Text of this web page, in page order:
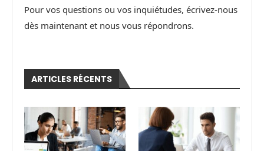
Pour vos questions ou vos inquiétudes, écrivez-nous
dès maintenant et nous vous répondrons.
ARTICLES RÉCENTS